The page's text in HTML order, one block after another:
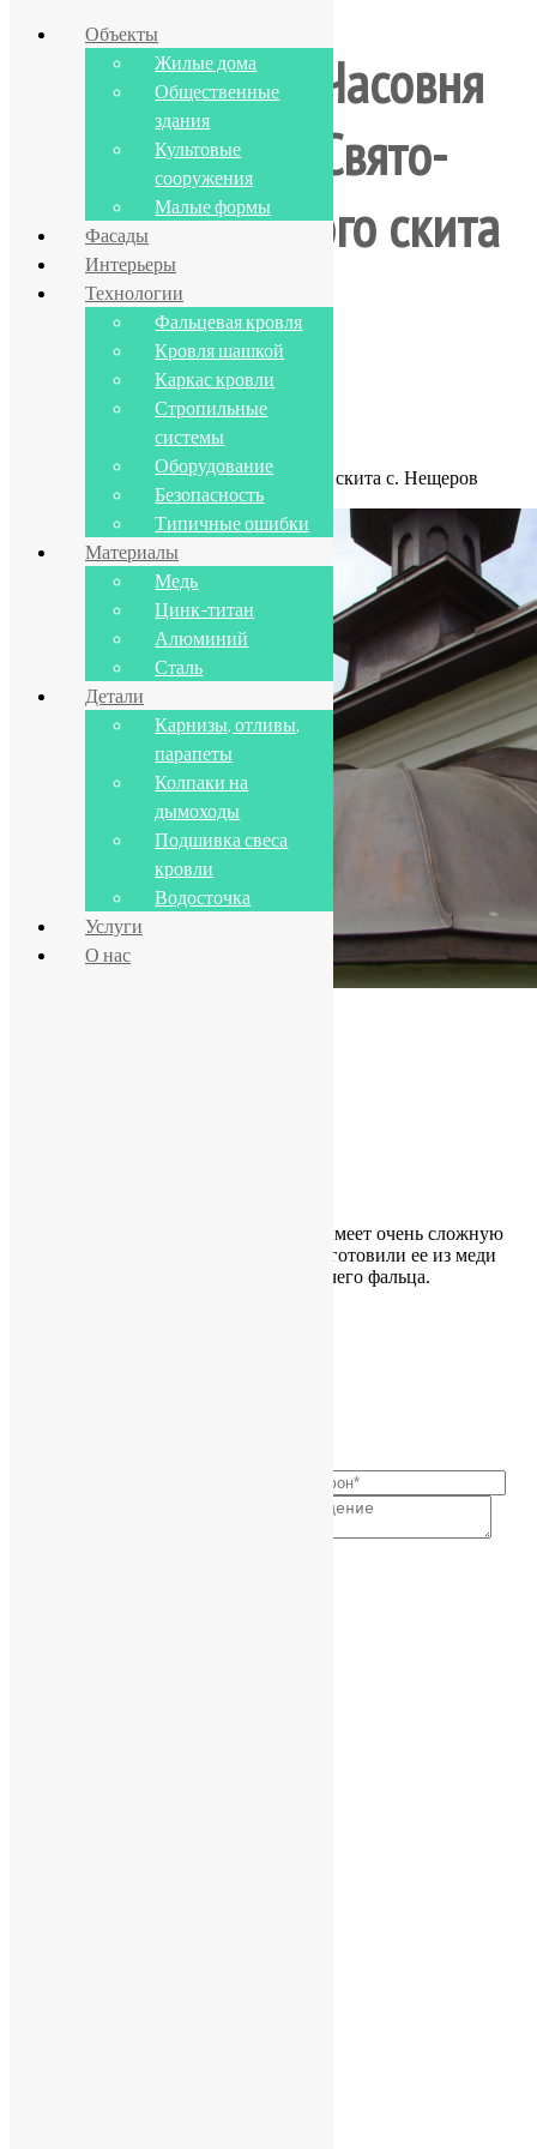
Фальцевые кровли любой сложности
Часовня
Свято-
Преображенского скита
с. Нещеров
ГЛАВНАЯ
Культовые сооружения
Часовня Свято-Преображенского скита с. Нещеров
Кровля часовни хотя и небольшая, но имеет очень сложную
форму с переменным радиусом. Мы изготовили ее из меди
классической в технике двойного стоячего фальца.
Объекты
Жилые дома
Общественные
здания
Культовые
сооружения
Малые формы
Фасады
Интерьеры
Технологии
Фальцевая кровля
Кровля шашкой
Каркас кровли
Стропильные
системы
Оборудование
Безопасность
Типичные ошибки
Материалы
Медь
Цинк-титан
Алюминий
Сталь
Детали
Карнизы, отливы,
парапеты
Колпаки на
дымоходы
Подшивка свеса
кровли
Водосточка
Услуги
О нас